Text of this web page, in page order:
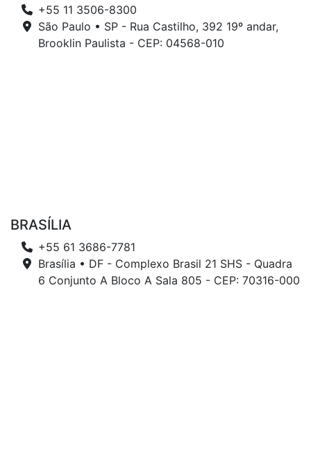
+55 11 3506-8300
São Paulo • SP - Rua Castilho, 392 19º andar,
Brooklin Paulista - CEP: 04568-010
BRASÍLIA
+55 61 3686-7781
Brasília • DF - Complexo Brasil 21 SHS - Quadra
6 Conjunto A Bloco A Sala 805 - CEP: 70316-000